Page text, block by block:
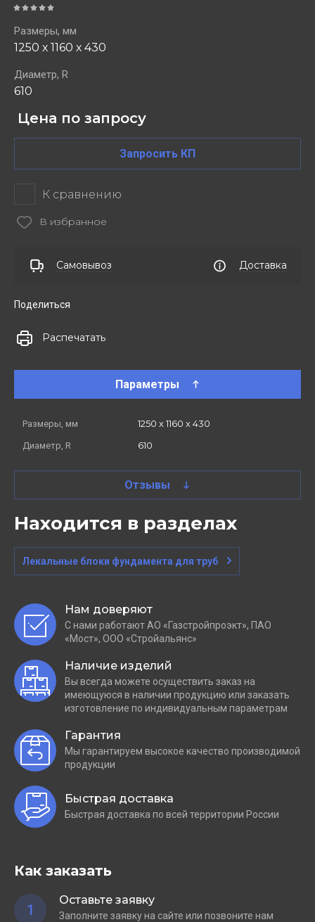
Размеры, мм
1250 х 1160 х 430
Диаметр, R
610
Цена по запросу
Запросить КП
К сравнению
В избранное
Самовывоз Доставка
Поделиться
Распечатать
Параметры
Размеры, мм 1250 х 1160 х 430
Диаметр, R 610
Отзывы
Находится в разделах
Лекальные блоки фундамента для труб
Нам доверяют
С нами работают АО «Газстройпроэкт», ПАО
«Мост», ООО «Стройальянс»
Наличие изделий
Вы всегда можете осуществить заказ на
имеющуюся в наличии продукцию или заказать
изготовление по индивидуальным параметрам
Гарантия
Мы гарантируем высокое качество производимой
продукции
Быстрая доставка
Быстрая доставка по всей территории России
Как заказать
1
Оставьте заявку
Заполните заявку на сайте или позвоните нам